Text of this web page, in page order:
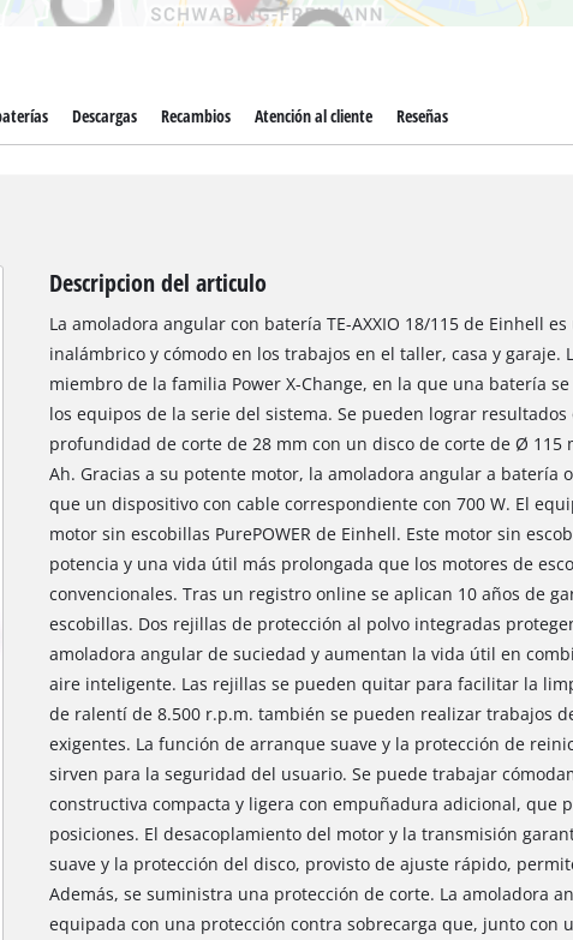
Arrancadores
Descargas Recambios Atención al cliente Reseñas
Descripcion del articulo
La amoladora angular con batería TE-AXXIO 18/115 de Einhell
inalámbrico y cómodo en los trabajos en el taller, casa y garaje.
miembro de la familia Power X-Change, en la que una batería
los equipos de la serie del sistema. Se pueden lograr
profundidad de corte de 28 mm con un disco de corte de Ø 115
Ah. Gracias a su potente motor, la amoladora angular a batería
que un dispositivo con cable correspondiente con 700 W. El
motor sin escobillas PurePOWER de Einhell. Este motor sin
potencia y una vida útil más prolongada que los motores de
convencionales. Tras un registro online se aplican 10 años de
escobillas. Dos rejillas de protección al polvo integradas
amoladora angular de suciedad y aumentan la vida útil en
aire inteligente. Las rejillas se pueden quitar para facilitar la
de ralentí de 8.500 r.p.m. también se pueden realizar trabajos
exigentes. La función de arranque suave y la protección de
sirven para la seguridad del usuario. Se puede trabajar
constructiva compacta y ligera con empuñadura adicional, que
posiciones. El desacoplamiento del motor y la transmisión
suave y la protección del disco, provisto de ajuste rápido,
Además, se suministra una protección de corte. La amoladora
equipada con una protección contra sobrecarga que, junto con